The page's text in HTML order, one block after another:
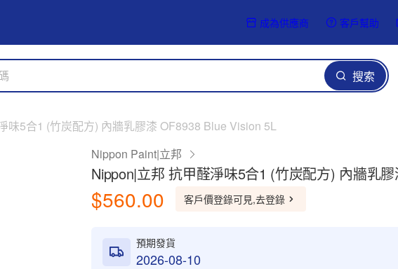
成為供應商 客戶幫助
搜索
味5合1 (竹炭配方) 內牆乳膠漆 OF8938 Blue Vision 5L
Nippon Paint|立邦
Nippon|立邦 抗甲醛淨味5合1 (竹炭配方) 內牆乳
$560.00 客戶價登錄可見,去登錄
預期發貨
2026-08-10